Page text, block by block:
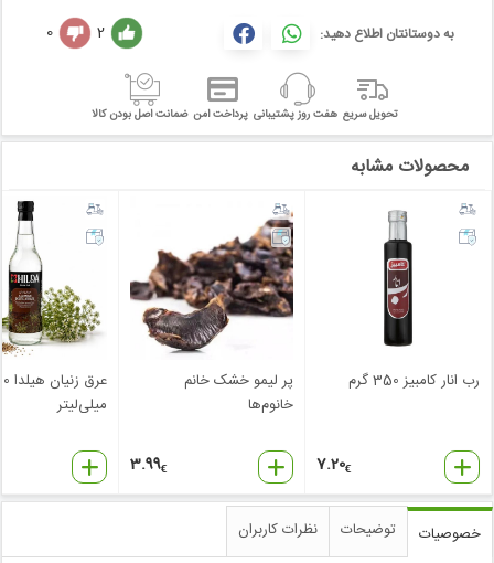
به دوستانتان اطلاع دهید: 2
0
تحویل سریع هفت روز پشتیبانی پرداخت امن ضمانت اصل بودن کالا
محصولات مشابه
رب انار کامبیز 350 گرم
7.20€
پر لیمو خشک خانم‌
خانوم‌ها
3.99€
عرق
میلی‌لیتر
خصوصیات توضیحات نظرات کاربران